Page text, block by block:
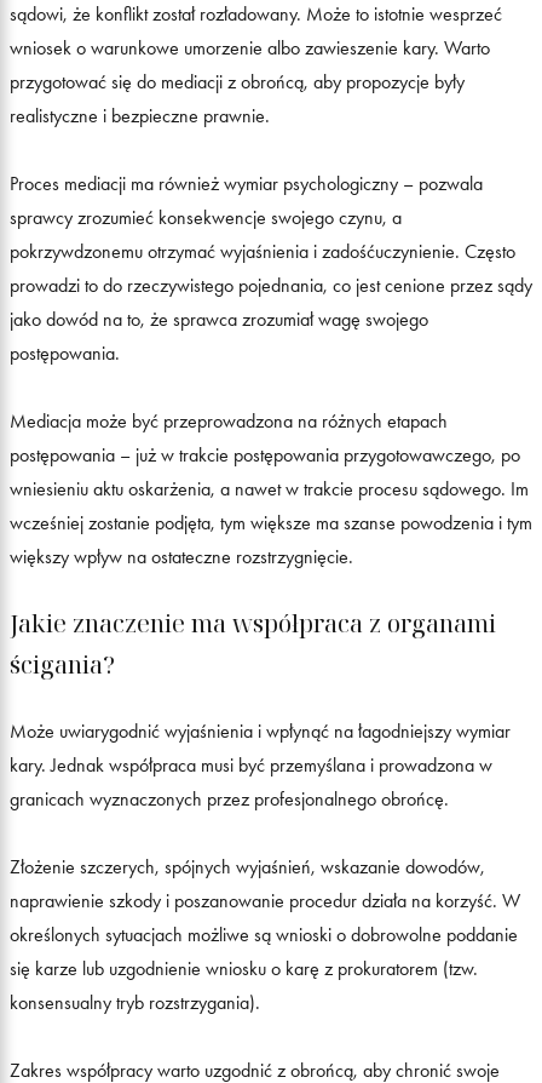
sądowi, że konflikt został rozładowany. Może to istotnie wesprzeć
wniosek o warunkowe umorzenie albo zawieszenie kary. Warto
przygotować się do mediacji z obrońcą, aby propozycje były
realistyczne i bezpieczne prawnie.
Proces mediacji ma również wymiar psychologiczny – pozwala
sprawcy zrozumieć konsekwencje swojego czynu, a
pokrzywdzonemu otrzymać wyjaśnienia i zadośćuczynienie. Często
prowadzi to do rzeczywistego pojednania, co jest cenione przez sądy
jako dowód na to, że sprawca zrozumiał wagę swojego
postępowania.
Mediacja może być przeprowadzona na różnych etapach
postępowania – już w trakcie postępowania przygotowawczego, po
wniesieniu aktu oskarżenia, a nawet w trakcie procesu sądowego. Im
wcześniej zostanie podjęta, tym większe ma szanse powodzenia i tym
większy wpływ na ostateczne rozstrzygnięcie.
Jakie znaczenie ma współpraca z organami
ścigania?
Może uwiarygodnić wyjaśnienia i wpłynąć na łagodniejszy wymiar
kary. Jednak współpraca musi być przemyślana i prowadzona w
granicach wyznaczonych przez profesjonalnego obrońcę.
Złożenie szczerych, spójnych wyjaśnień, wskazanie dowodów,
naprawienie szkody i poszanowanie procedur działa na korzyść. W
określonych sytuacjach możliwe są wnioski o dobrowolne poddanie
się karze lub uzgodnienie wniosku o karę z prokuratorem (tzw.
konsensualny tryb rozstrzygania).
Zakres współpracy warto uzgodnić z obrońcą, aby chronić swoje